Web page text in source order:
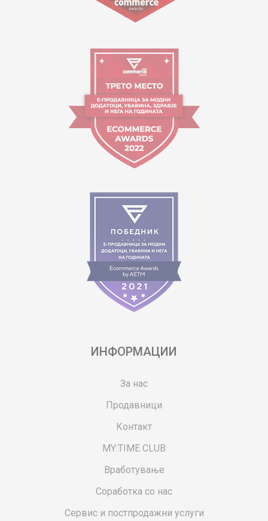
ИНФОРМАЦИИ
За нас
Продавници
Контакт
MY:TIME CLUB
Вработување
Соработка со нас
Сервис и постпродажни услуги